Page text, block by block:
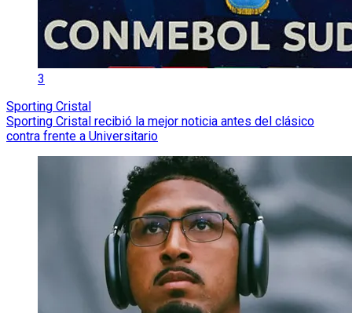
3
Sporting Cristal
Sporting Cristal recibió la mejor noticia antes del clásico
contra frente a Universitario